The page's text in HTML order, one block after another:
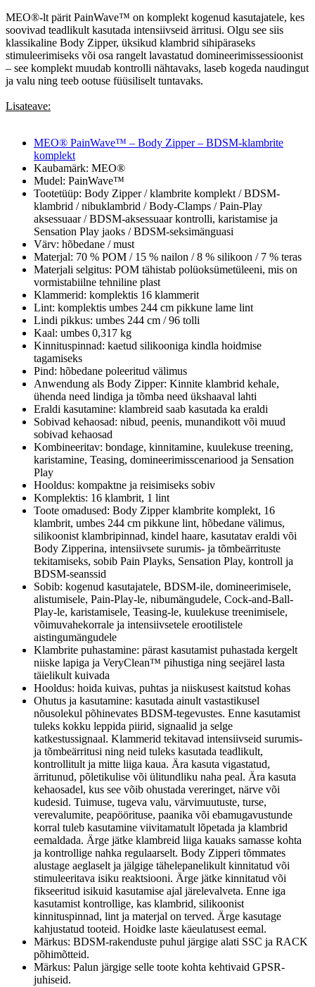
MEO®-lt pärit PainWave™ on komplekt kogenud kasutajatele, kes
soovivad teadlikult kasutada intensiivseid ärritusi. Olgu see siis
klassikaline Body Zipper, üksikud klambrid sihipäraseks
stimuleerimiseks või osa rangelt lavastatud domineerimissessioonist
– see komplekt muudab kontrolli nähtavaks, laseb kogeda naudingut
ja valu ning teeb ootuse füüsiliselt tuntavaks.
Lisateave:
MEO® PainWave™ – Body Zipper – BDSM-klambrite
komplekt
Kaubamärk: MEO®
Mudel: PainWave™
Tootetüüp: Body Zipper / klambrite komplekt / BDSM-
klambrid / nibuklambrid / Body-Clamps / Pain-Play
aksessuaar / BDSM-aksessuaar kontrolli, karistamise ja
Sensation Play jaoks / BDSM-seksimänguasi
Värv: hõbedane / must
Materjal: 70 % POM / 15 % nailon / 8 % silikoon / 7 % teras
Materjali selgitus: POM tähistab polüoksümetüleeni, mis on
vormistabiilne tehniline plast
Klammerid: komplektis 16 klammerit
Lint: komplektis umbes 244 cm pikkune lame lint
Lindi pikkus: umbes 244 cm / 96 tolli
Kaal: umbes 0,317 kg
Kinnituspinnad: kaetud silikooniga kindla hoidmise
tagamiseks
Pind: hõbedane poleeritud välimus
Anwendung als Body Zipper: Kinnite klambrid kehale,
ühenda need lindiga ja tõmba need ükshaaval lahti
Eraldi kasutamine: klambreid saab kasutada ka eraldi
Sobivad kehaosad: nibud, peenis, munandikott või muud
sobivad kehaosad
Kombineeritav: bondage, kinnitamine, kuulekuse treening,
karistamine, Teasing, domineerimisscenariood ja Sensation
Play
Hooldus: kompaktne ja reisimiseks sobiv
Komplektis: 16 klambrit, 1 lint
Toote omadused: Body Zipper klambrite komplekt, 16
klambrit, umbes 244 cm pikkune lint, hõbedane välimus,
silikoonist klambripinnad, kindel haare, kasutatav eraldi või
Body Zipperina, intensiivsete surumis- ja tõmbeärrituste
tekitamiseks, sobib Pain Playks, Sensation Play, kontroll ja
BDSM-seanssid
Sobib: kogenud kasutajatele, BDSM-ile, domineerimisele,
alistumisele, Pain-Play-le, nibumängudele, Cock-and-Ball-
Play-le, karistamisele, Teasing-le, kuulekuse treenimisele,
võimuvahekorrale ja intensiivsetele erootilistele
aistingumängudele
Klambrite puhastamine: pärast kasutamist puhastada kergelt
niiske lapiga ja VeryClean™ pihustiga ning seejärel lasta
täielikult kuivada
Hooldus: hoida kuivas, puhtas ja niiskusest kaitstud kohas
Ohutus ja kasutamine: kasutada ainult vastastikusel
nõusolekul põhinevates BDSM-tegevustes. Enne kasutamist
tuleks kokku leppida piirid, signaalid ja selge
katkestussignaal. Klammerid tekitavad intensiivseid surumis-
ja tõmbeärritusi ning neid tuleks kasutada teadlikult,
kontrollitult ja mitte liiga kaua. Ära kasuta vigastatud,
ärritunud, põletikulise või ülitundliku naha peal. Ära kasuta
kehaosadel, kus see võib ohustada vereringet, närve või
kudesid. Tuimuse, tugeva valu, värvimuutuste, turse,
verevalumite, peapöörituse, paanika või ebamugavustunde
korral tuleb kasutamine viivitamatult lõpetada ja klambrid
eemaldada. Ärge jätke klambreid liiga kauaks samasse kohta
ja kontrollige nahka regulaarselt. Body Zipperi tõmmates
alustage aeglaselt ja jälgige tähelepanelikult kinnitatud või
stimuleeritava isiku reaktsiooni. Ärge jätke kinnitatud või
fikseeritud isikuid kasutamise ajal järelevalveta. Enne iga
kasutamist kontrollige, kas klambrid, silikoonist
kinnituspinnad, lint ja materjal on terved. Ärge kasutage
kahjustatud tooteid. Hoidke laste käeulatusest eemal.
Märkus: BDSM-rakenduste puhul järgige alati SSC ja RACK
põhimõtteid.
Märkus: Palun järgige selle toote kohta kehtivaid GPSR-
juhiseid.